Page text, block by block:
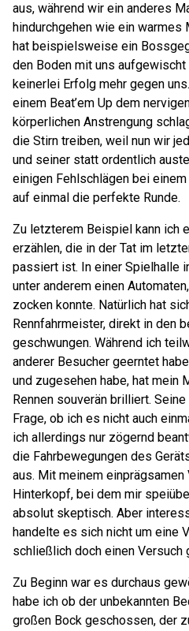
aus, während wir ein anderes
hindurchgehen wie ein warmes
hat beispielsweise ein
den Boden mit uns
keinerlei Erfolg mehr gegen
einem Beat’em Up dem
körperlichen Anstrengung
die Stirn treiben, weil nun wir
und seiner statt ordentlich
einigen Fehlschlägen bei
auf einmal die perfekte Runde.
Zu letzterem Beispiel kann ich
erzählen, die in der Tat im
passiert ist. In einer Spielhalle
unter anderem einen
zocken konnte. Natürlich hat
Rennfahrmeister, direkt in den
geschwungen. Während ich
anderer Besucher geerntet
und zugesehen habe, hat mein
Rennen souverän brilliert.
Frage, ob ich es nicht auch
ich allerdings nur zögernd
die Fahrbewegungen des
aus. Mit meinem
Hinterkopf, bei dem mir
absolut skeptisch. Aber
handelte es sich nicht um eine
schließlich doch einen Versuch
Zu Beginn war es durchaus
habe ich ob der unbekannten
großen Bock geschossen, der